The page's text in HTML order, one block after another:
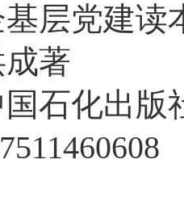
层党建读
著
石化出版